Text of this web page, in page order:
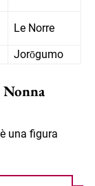
Le Norre
Jorōgumo
una figura